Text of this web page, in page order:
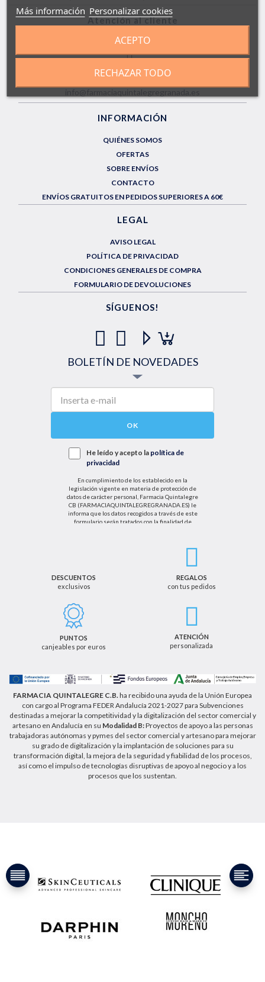
Atención al cliente
LUN a DOM de 9.00 a 22.00h
958130141
INFORMACIÓN
QUIÉNES SOMOS
OFERTAS
SOBRE ENVÍOS
CONTACTO
ENVÍOS GRATUITOS EN PEDIDOS SUPERIORES A 60€
LEGAL
AVISO LEGAL
POLÍTICA DE PRIVACIDAD
CONDICIONES GENERALES DE COMPRA
FORMULARIO DE DEVOLUCIONES
SÍGUENOS!
BOLETÍN DE NOVEDADES
OK
He leído y acepto la política de
privacidad
En cumplimiento de los establecido en la
legislación vigente en materia de protección de
datos de carácter personal, Farmacia Quintalegre
CB (FARMACIAQUINTALEGREGRANADA.ES) le
informa que los datos recogidos a través de este
formulario serán tratados con la finalidad de
el tratamiento de sus datos personales se basará
que los datos recogidos no serán comunicados a
cancelación u oposición, así como los derechos
adicionales que le asisten a través de la dirección
de email info@farmaciaquintalegregranada.es, así
como a través de los medios detallados en la
información adicional sobre nuestra política de
privacidad que puede consultar en la dirección web
DESCUENTOS
exclusivos
REGALOS
con tus pedidos
PUNTOS
canjeables por euros
ATENCIÓN
personalizada
FARMACIA QUINTALEGRE C.B. ha recibido una ayuda de la Unión Europea
con cargo al Programa FEDER Andalucía 2021-2027 para Subvenciones
destinadas a mejorar la competitividad y la digitalización del sector comercial y
artesano en Andalucía en su Modalidad B:Proyectos de apoyo a las personas
trabajadoras autónomas y pymes del sector comercial y artesano para mejorar
su grado de digitalización y la implantación de soluciones para su
transformación digital, la mejora de la seguridad y fiabilidad de los procesos,
así como el impulso de tecnologías disruptivas de apoyo al negocio y a los
procesos que los sustentan.
Más información Personalizar cookies
RECHAZAR TODO
ACEPTO